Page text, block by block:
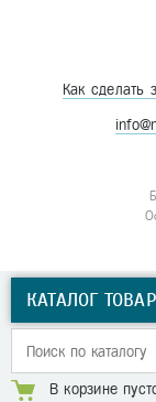
Как сделать
КАТАЛОГ
В корзине